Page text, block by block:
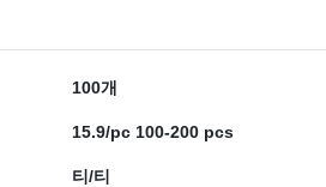
100개
15.9/pc 100-200 pcs
티/티